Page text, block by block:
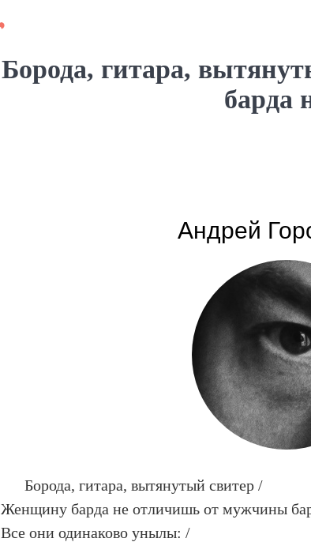
Борода, гитара,
барда
Андрей
Борода, гитара, вытянутый свитер /
Женщину барда не отличишь от мужчины
Все они одинаково унылы: /